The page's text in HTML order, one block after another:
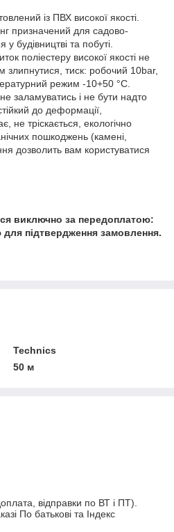
із ПВХ високої якості.
призначений для садово-
у будівництві та побуті.
поліестеру високої якості не
злипнутися, тиск: робочий 10bar,
режим -10+50 °C.
заламуватись і не бути надто
до деформації,
не тріскається, екологічно
пошкоджень (камені,
дозволить вам користуватися
виключно за передоплатою:
підтвердження замовлення.
Technics
50 м
відправки по ВТ і ПТ).
По батькові та Індекс